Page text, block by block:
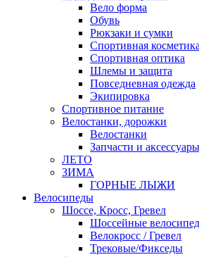
Вело форма
Обувь
Рюкзаки и сумки
Спортивная косметика
Спортивная оптика
Шлемы и защита
Повседневная одежда
Экипировка
Спортивное питание
Велостанки, дорожки
Велостанки
Запчасти и
ЛЕТО
ЗИМА
ГОРНЫЕ ЛЫЖИ
Велосипеды
Шоссе, Кросс, Гревел
Шоссейные
Велокросс / Гревел
Трековые/Фикседы